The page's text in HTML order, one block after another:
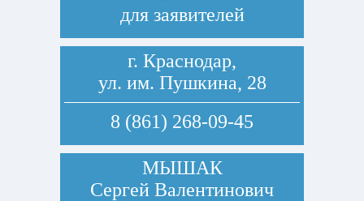
для заявителей
г. Краснодар,
ул. им. Пушкина, 28
8 (861) 268-09-45
МЫШАК
Сергей Валентинович